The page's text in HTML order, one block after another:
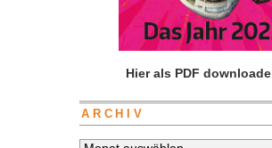
Hier als PDF
ARCHIV